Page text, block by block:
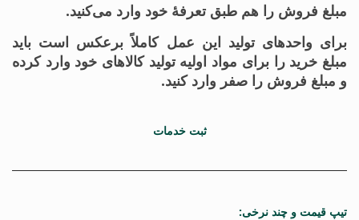
مبلغ فروش را هم طبق تعرفهٔ خود وارد می‌کنید.
برای واحدهای تولید این عمل کاملاً برعکس است باید
مبلغ خرید را برای مواد اولیه تولید کالاهای خود وارد کرده
و مبلغ فروش را صفر وارد کنید.
ثبت خدمات
تیپ قیمت و چند نرخی: